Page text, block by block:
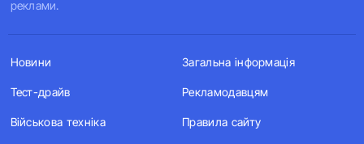
реклами.
Новини
Тест-драйв
Військова техніка
Загальна інформація
Рекламодавцям
Правила сайту